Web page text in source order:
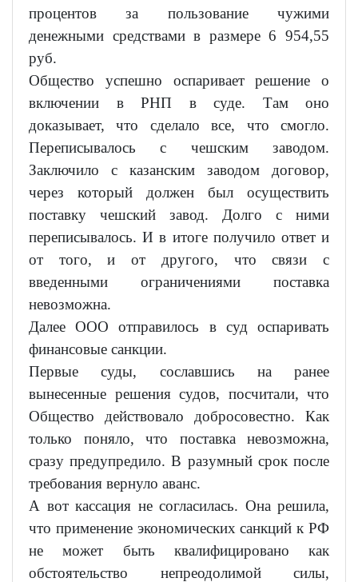
процентов за пользование чужими
денежными средствами в размере 6 954,55
руб.
Общество успешно оспаривает решение о
включении в РНП в суде. Там оно
доказывает, что сделало все, что смогло.
Переписывалось с чешским заводом.
Заключило с казанским заводом договор,
через который должен был осуществить
поставку чешский завод. Долго с ними
переписывалось. И в итоге получило ответ и
от того, и от другого, что связи с
введенными ограничениями поставка
невозможна.
Далее ООО отправилось в суд оспаривать
финансовые санкции.
Первые суды, сославшись на ранее
вынесенные решения судов, посчитали, что
Общество действовало добросовестно. Как
только поняло, что поставка невозможна,
сразу предупредило. В разумный срок после
требования вернуло аванс.
А вот кассация не согласилась. Она решила,
что применение экономических санкций к РФ
не может быть квалифицировано как
обстоятельство непреодолимой силы,